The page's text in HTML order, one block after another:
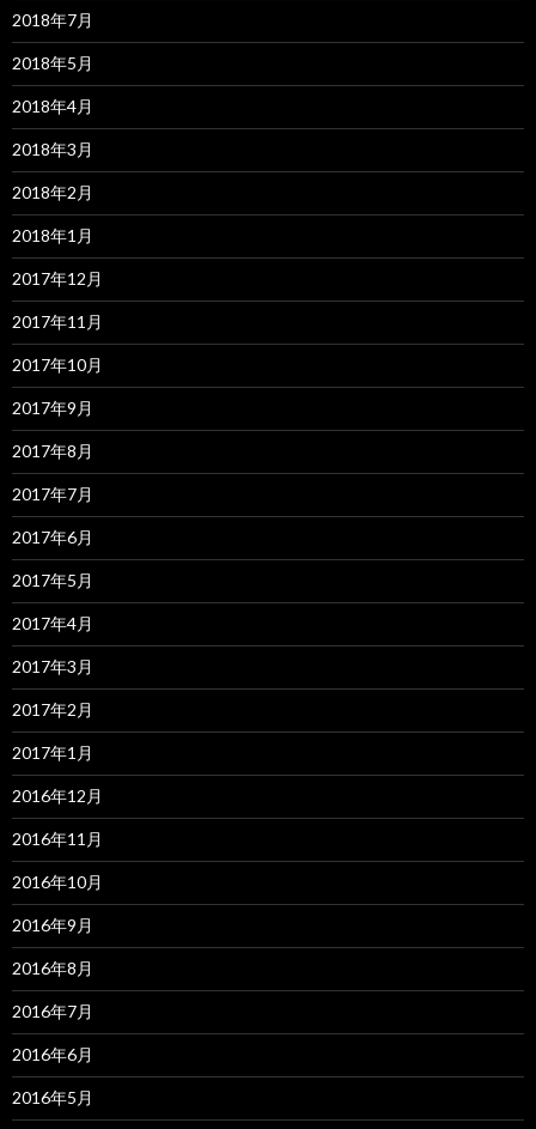
2018年7月
2018年5月
2018年4月
2018年3月
2018年2月
2018年1月
2017年12月
2017年11月
2017年10月
2017年9月
2017年8月
2017年7月
2017年6月
2017年5月
2017年4月
2017年3月
2017年2月
2017年1月
2016年12月
2016年11月
2016年10月
2016年9月
2016年8月
2016年7月
2016年6月
2016年5月